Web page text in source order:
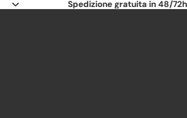
Spedizione gratuita in 48/72h